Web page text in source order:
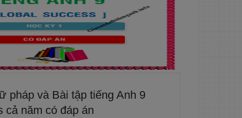
pháp và Bài tập tiếng Anh 9
cả năm có đáp án